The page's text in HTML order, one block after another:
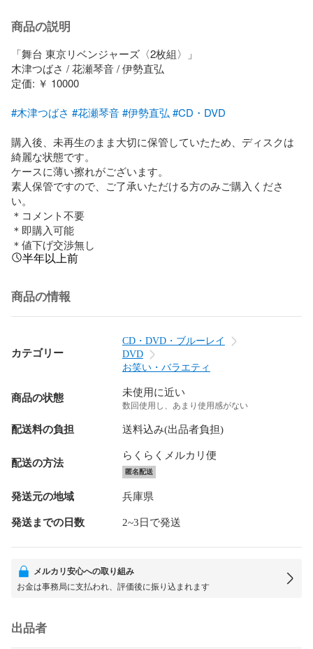
商品の説明
「舞台 東京リベンジャーズ〈2枚組〉」
木津つばさ / 花瀬琴音 / 伊勢直弘
定価: ￥ 10000
#木津つばさ #花瀬琴音#伊勢直弘 #CD・DVD
購入後、未再生のまま大切に保管していたため、ディスクは
綺麗な状態です。
ケースに薄い擦れがございます。
素人保管ですので、ご了承いただける方のみご購入くださ
い。
＊コメント不要
＊即購入可能
＊値下げ交渉無し
半年以上前
商品の情報
カテゴリー
CD・DVD・ブルーレイ
DVD
お笑い・バラエティ
商品の状態 未使用に近い
数回使用し、あまり使用感がない
配送料の負担 送料込み(出品者負担)
配送の方法
らくらくメルカリ便
匿名配送
発送元の地域 兵庫県
発送までの日数 2~3日で発送
メルカリ安心への取り組み
お金は事務局に支払われ、評価後に振り込まれます
出品者